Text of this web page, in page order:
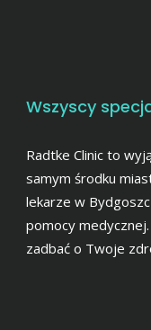
Wszyscy
Radtke Clinic to
samym środku
lekarze w
pomocy
zadbać o Twoje